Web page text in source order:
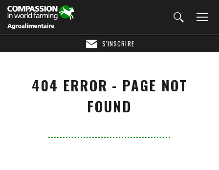
S'INSCRIRE
404 ERROR - PAGE NOT
FOUND